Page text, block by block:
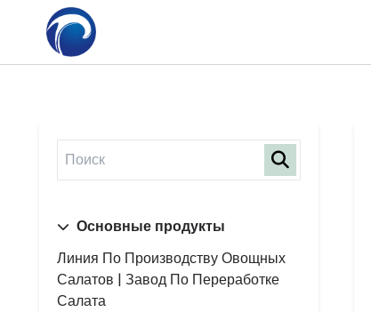
Основные продукты
Линия По Производству Овощных
Салатов | Завод По Переработке
Салата